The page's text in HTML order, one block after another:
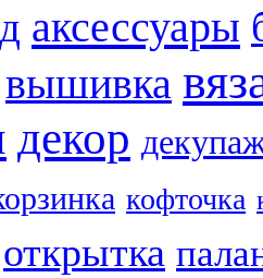
аксессуары
вышивка
декор
кофточка
открытка